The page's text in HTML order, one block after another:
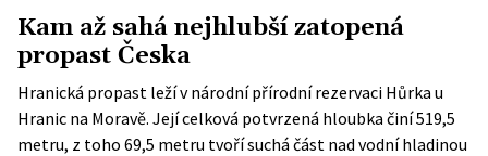
Kam až sahá nejhlubší zatopená
propast Česka
Hranická propast leží v národní přírodní rezervaci Hůrka u
Hranic na Moravě. Její celková potvrzená hloubka činí 519,5
metru, z toho 69,5 metru tvoří suchá část nad vodní hladinou